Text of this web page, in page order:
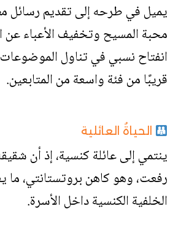
يميل في طرحه إلى تقديم رسائل
محبة المسيح وتخفيف الأعباء عن
انفتاح نسبي في تناول
قريبًا من فئة واسعة من المتابعين.
الحياةُ العائلية
ينتمي إلى عائلة كنسية، إذ أن
رفعت، وهو كاهن بروتستانتي،
الخلفية الكنسية داخل الأسرة.